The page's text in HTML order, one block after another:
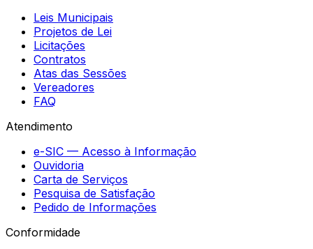
Leis Municipais
Projetos de Lei
Licitações
Contratos
Atas das Sessões
Vereadores
FAQ
Atendimento
e-SIC — Acesso à Informação
Ouvidoria
Carta de Serviços
Pesquisa de Satisfação
Pedido de Informações
Conformidade